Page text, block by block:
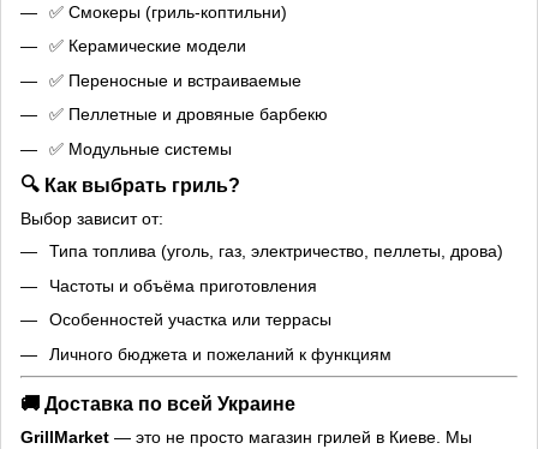
✅ Смокеры (гриль-коптильни)
✅ Керамические модели
✅ Переносные и встраиваемые
✅ Пеллетные и дровяные барбекю
✅ Модульные системы
🔍 Как выбрать гриль?
Выбор зависит от:
Типа топлива (уголь, газ, электричество, пеллеты, дрова)
Частоты и объёма приготовления
Особенностей участка или террасы
Личного бюджета и пожеланий к функциям
🚚 Доставка по всей Украине
GrillMarket — это не просто магазин грилей в Киеве. Мы